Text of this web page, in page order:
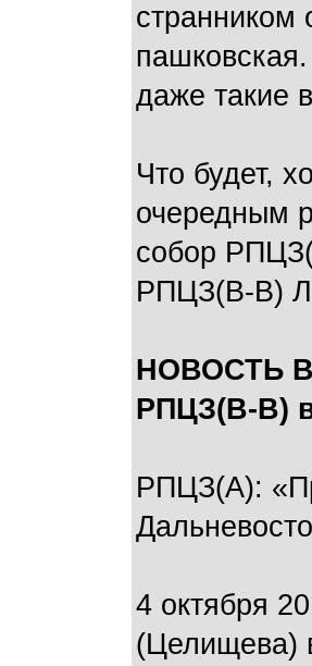
странником
даже такие
Что будет,
очередным
собор
РПЦЗ(В-В)
НОВОСТЬ
РПЦЗ(В-В)
РПЦЗ(А):
4 октября
(Целищева)